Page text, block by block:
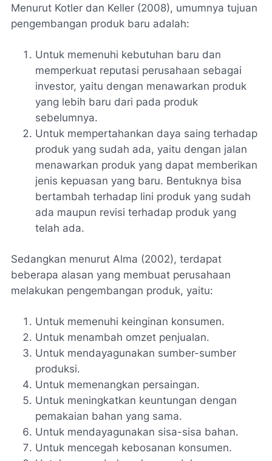
Menurut Kotler dan Keller (2008), umumnya tujuan
pengembangan produk baru adalah:
Untuk memenuhi kebutuhan baru dan
memperkuat reputasi perusahaan sebagai
investor, yaitu dengan menawarkan produk
yang lebih baru dari pada produk
sebelumnya.
Untuk mempertahankan daya saing terhadap
produk yang sudah ada, yaitu dengan jalan
menawarkan produk yang dapat memberikan
jenis kepuasan yang baru. Bentuknya bisa
bertambah terhadap lini produk yang sudah
ada maupun revisi terhadap produk yang
telah ada.
Sedangkan menurut Alma (2002), terdapat
beberapa alasan yang membuat perusahaan
melakukan pengembangan produk, yaitu:
Untuk memenuhi keinginan konsumen.
Untuk menambah omzet penjualan.
Untuk mendayagunakan sumber-sumber
produksi.
Untuk memenangkan persaingan.
Untuk meningkatkan keuntungan dengan
pemakaian bahan yang sama.
Untuk mendayagunakan sisa-sisa bahan.
Untuk mencegah kebosanan konsumen.